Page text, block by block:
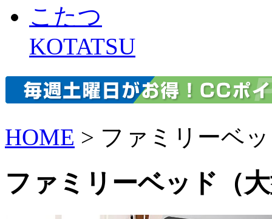
こたつ
KOTATSU
HOME > ファミリーベ
ファミリーベッド（